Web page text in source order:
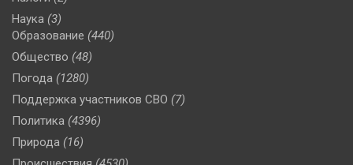
Наука (3)
Образование (440)
Общество (48)
Погода (1280)
Поддержка участников СВО (7)
Политика (4396)
Природа (16)